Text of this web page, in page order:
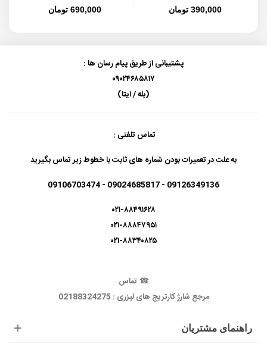
390,000 تومان 690,000 تومان
راهنمای مشتریان
پشتیبانی از طریق پیام رسان ها :
۰۹۰۲۴۶۸۵۸۱۷
(بله / ایتا)
تماس تلفنی :
به علت در تعمیرات بودن شماره های ثابت با خطوط زیر تماس بگیرید
09126349136 - 09024685817 - 09106703474
۰۲۱-۸۸۴۹۱۶۲۸
۰۲۱-۸۸۸۴۷۹۵۱
۰۲۱-۸۸۳۴۰۸۲۵
☎ تماس
مرجع شارژ کارتریج های لیزری : 02188324275